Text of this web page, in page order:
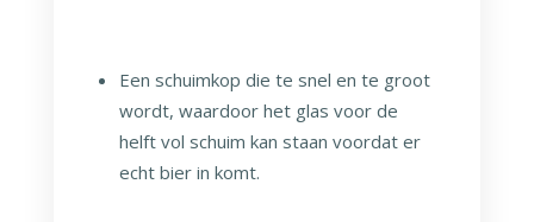
Een schuimkop die te snel en te groot
wordt, waardoor het glas voor de
helft vol schuim kan staan voordat er
echt bier in komt.